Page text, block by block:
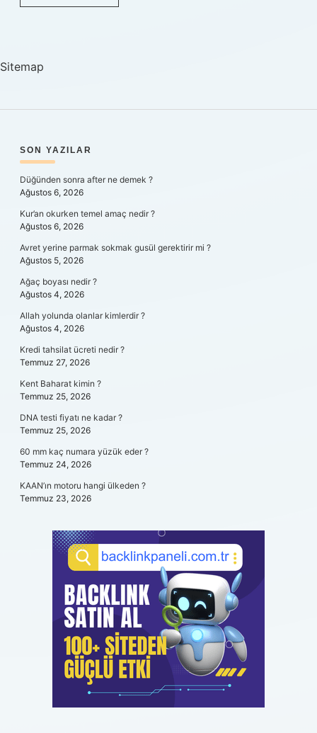
Ne
Sitemap
SIDEBAR
SON YAZILAR
Düğünden sonra after ne demek ?
Ağustos 6, 2026
Kur’an okurken temel amaç nedir ?
Ağustos 6, 2026
Avret yerine parmak sokmak gusül gerektirir mi ?
Ağustos 5, 2026
Ağaç boyası nedir ?
Ağustos 4, 2026
Allah yolunda olanlar kimlerdir ?
Ağustos 4, 2026
Kredi tahsilat ücreti nedir ?
Temmuz 27, 2026
Kent Baharat kimin ?
Temmuz 25, 2026
DNA testi fiyatı ne kadar ?
Temmuz 25, 2026
60 mm kaç numara yüzük eder ?
Temmuz 24, 2026
KAAN’ın motoru hangi ülkeden ?
Temmuz 23, 2026